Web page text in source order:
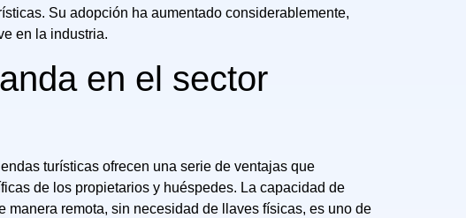
Su adopción ha aumentado considerablemente,
en la industria.
en el sector
turísticas ofrecen una serie de ventajas que
de los propietarios y huéspedes. La capacidad de
manera remota, sin necesidad de llaves físicas, es uno de